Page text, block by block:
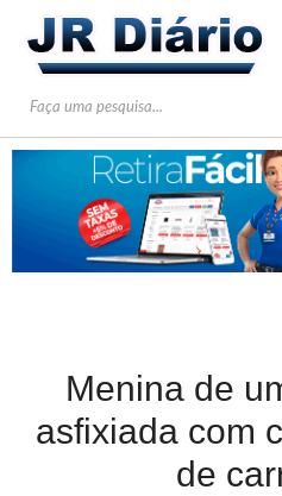
Menina de
asfixiada com
de